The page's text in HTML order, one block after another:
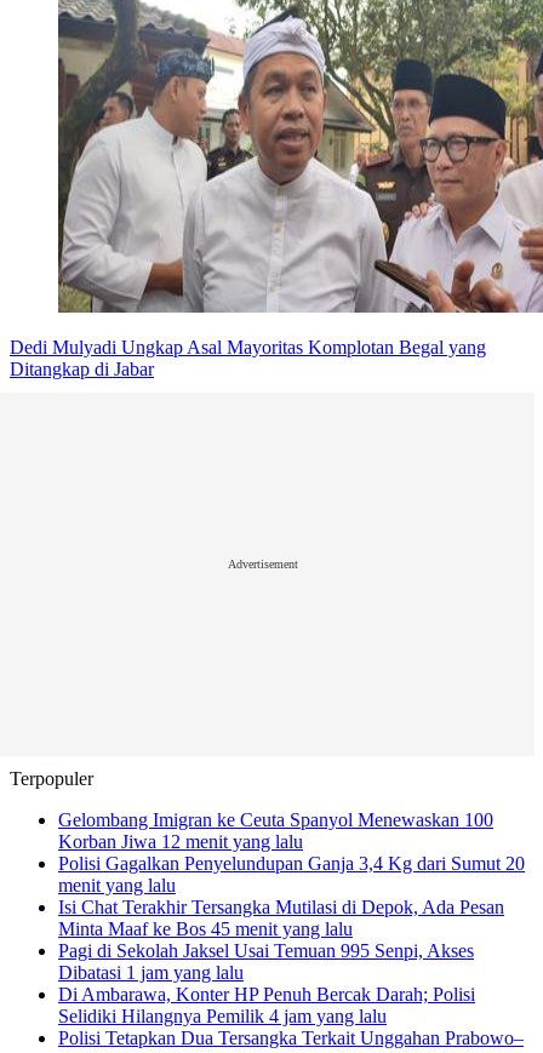
Dedi Mulyadi Ungkap Asal Mayoritas Komplotan Begal yang
Ditangkap di Jabar
Advertisement
Terpopuler
Gelombang Imigran ke Ceuta Spanyol Menewaskan 100
Korban Jiwa 12 menit yang lalu
Polisi Gagalkan Penyelundupan Ganja 3,4 Kg dari Sumut 20
menit yang lalu
Isi Chat Terakhir Tersangka Mutilasi di Depok, Ada Pesan
Minta Maaf ke Bos 45 menit yang lalu
Pagi di Sekolah Jaksel Usai Temuan 995 Senpi, Akses
Dibatasi 1 jam yang lalu
Di Ambarawa, Konter HP Penuh Bercak Darah; Polisi
Selidiki Hilangnya Pemilik 4 jam yang lalu
Polisi Tetapkan Dua Tersangka Terkait Unggahan Prabowo–